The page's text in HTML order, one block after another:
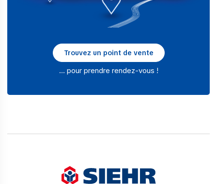
Trouvez un point de vente
… pour prendre rendez-vous !